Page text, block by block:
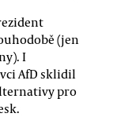
(jen
I
AfD sklidil
pro